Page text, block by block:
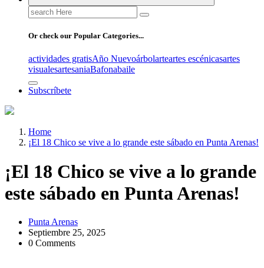
Search
for:
Or check our Popular Categories...
actividades gratisAño Nuevoárbolarteartes escénicasartes
visualesartesaniaBafonabaile
Subscríbete
Home
¡El 18 Chico se vive a lo grande este sábado en Punta Arenas!
¡El 18 Chico se vive a lo grande
este sábado en Punta Arenas!
Punta Arenas
Septiembre 25, 2025
0 Comments